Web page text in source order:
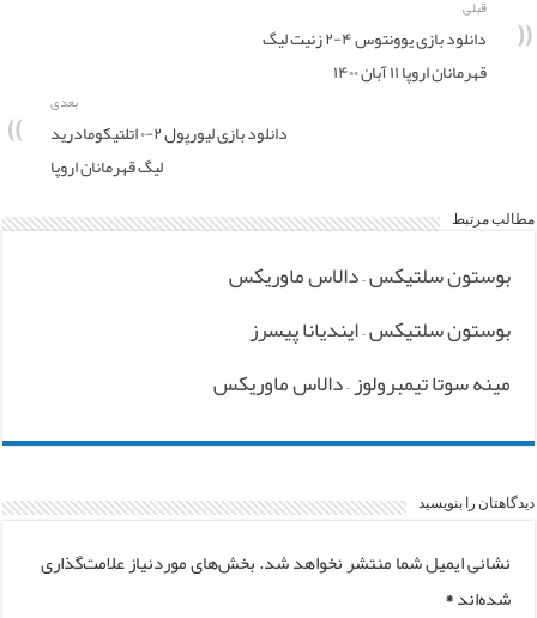
قبلی
دانلود بازی یوونتوس ۴-۲ زنیت لیگ
قهرمانان اروپا ۱۱ آبان ۱۴۰۰
بعدی
دانلود بازی لیورپول ۲-۰ اتلتیکومادرید
لیگ قهرمانان اروپا
مطالب مرتبط
بوستون سلتیکس – دالاس ماوریکس
بوستون سلتیکس – ایندیانا پیسرز
مینه سوتا تیمبرولوز – دالاس ماوریکس
دیدگاهتان را بنویسید
نشانی ایمیل شما منتشر نخواهد شد.بخش‌های موردنیاز علامت‌گذاری
شده‌اند*